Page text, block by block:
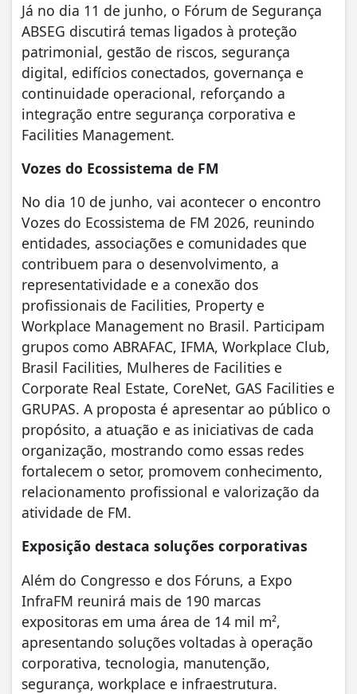
Já no dia 11 de junho, o Fórum de Segurança
ABSEG discutirá temas ligados à proteção
patrimonial, gestão de riscos, segurança
digital, edifícios conectados, governança e
continuidade operacional, reforçando a
integração entre segurança corporativa e
Facilities Management.
Vozes do Ecossistema de FM
No dia 10 de junho, vai acontecer o encontro
Vozes do Ecossistema de FM 2026, reunindo
entidades, associações e comunidades que
contribuem para o desenvolvimento, a
representatividade e a conexão dos
profissionais de Facilities, Property e
Workplace Management no Brasil. Participam
grupos como ABRAFAC, IFMA, Workplace Club,
Brasil Facilities, Mulheres de Facilities e
Corporate Real Estate, CoreNet, GAS Facilities e
GRUPAS. A proposta é apresentar ao público o
propósito, a atuação e as iniciativas de cada
organização, mostrando como essas redes
fortalecem o setor, promovem conhecimento,
relacionamento profissional e valorização da
atividade de FM.
Exposição destaca soluções corporativas
Além do Congresso e dos Fóruns, a Expo
InfraFM reunirá mais de 190 marcas
expositoras em uma área de 14 mil m²,
apresentando soluções voltadas à operação
corporativa, tecnologia, manutenção,
segurança, workplace e infraestrutura.